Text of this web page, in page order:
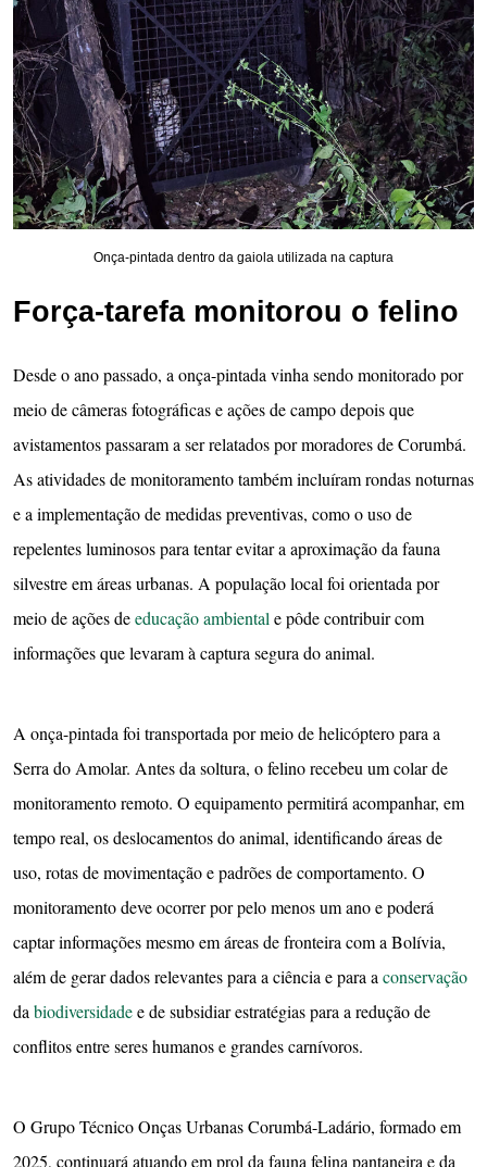
Onça-pintada dentro da gaiola utilizada na captura
Força-tarefa monitorou o felino
Desde o ano passado, a onça-pintada vinha sendo monitorado por
meio de câmeras fotográficas e ações de campo depois que
avistamentos passaram a ser relatados por moradores de Corumbá.
As atividades de monitoramento também incluíram rondas noturnas
e a implementação de medidas preventivas, como o uso de
repelentes luminosos para tentar evitar a aproximação da fauna
silvestre em áreas urbanas. A população local foi orientada por
meio de ações deeducação ambiental e pôde contribuir com
informações que levaram à captura segura do animal.
A onça-pintada foi transportada por meio de helicóptero para a
Serra do Amolar. Antes da soltura, o felino recebeu um colar de
monitoramento remoto. O equipamento permitirá acompanhar, em
tempo real, os deslocamentos do animal, identificando áreas de
uso, rotas de movimentação e padrões de comportamento. O
monitoramento deve ocorrer por pelo menos um ano e poderá
captar informações mesmo em áreas de fronteira com a Bolívia,
além de gerar dados relevantes para a ciência e para a conservação
da biodiversidadee de subsidiar estratégias para a redução de
conflitos entre seres humanos e grandes carnívoros.
O Grupo Técnico Onças Urbanas Corumbá-Ladário, formado em
2025, continuará atuando em prol da fauna felina pantaneira e da